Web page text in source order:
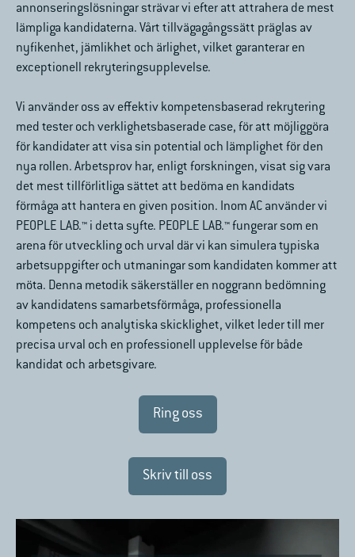
annonseringslösningar strävar vi efter att attrahera de mest
lämpliga kandidaterna. Vårt tillvägagångssätt präglas av
nyfikenhet, jämlikhet och ärlighet, vilket garanterar en
exceptionell rekryteringsupplevelse.
Vi använder oss av effektiv kompetensbaserad rekrytering
med tester och verklighetsbaserade case, för att möjliggöra
för kandidater att visa sin potential och lämplighet för den
nya rollen. Arbetsprov har, enligt forskningen, visat sig vara
det mest tillförlitliga sättet att bedöma en kandidats
förmåga att hantera en given position. Inom AC använder vi
PEOPLE LAB.™ i detta syfte. PEOPLE LAB.™ fungerar som en
arena för utveckling och urval där vi kan simulera typiska
arbetsuppgifter och utmaningar som kandidaten kommer att
möta. Denna metodik säkerställer en noggrann bedömning
av kandidatens samarbetsförmåga, professionella
kompetens och analytiska skicklighet, vilket leder till mer
precisa urval och en professionell upplevelse för både
kandidat och arbetsgivare.
Ring oss
Skriv till oss